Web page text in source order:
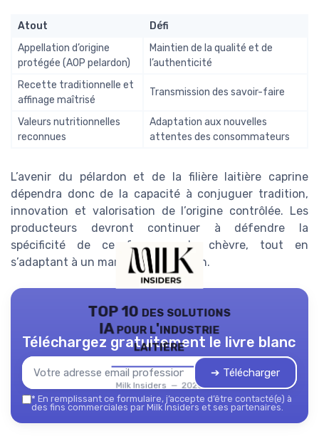
Atout
Défi
Appellation d’origine
protégée (AOP pelardon)
Maintien de la qualité et de
l’authenticité
Recette traditionnelle et
affinage maîtrisé
Transmission des savoir-faire
Valeurs nutritionnelles
reconnues
Adaptation aux nouvelles
attentes des consommateurs
L’avenir du pélardon et de la filière laitière caprine
dépendra donc de la capacité à conjuguer tradition,
innovation et valorisation de l’origine contrôlée. Les
producteurs devront continuer à défendre la
spécificité de ce fromage de chèvre, tout en
s’adaptant à un marché en mutation.
TOP 10 des solutions
IA pour l'industrie
laitière
Milk Insiders — 2026
Téléchargez gratuitement le livre blanc
➔ Télécharger
* En remplissant ce formulaire, j’accepte d’être contacté(e) à
des fins commerciales par Milk Insiders et ses partenaires.